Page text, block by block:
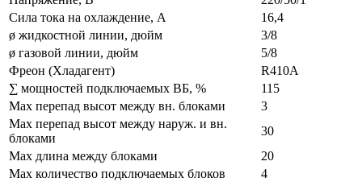
Сила тока на охлаждение, А
16,4
ø жидкостной линии, дюйм
3/8
ø газовой линии, дюйм
5/8
Фреон (Хладагент)
R410A
∑ мощностей подключаемых ВБ, %
115
Max перепад высот между вн. блоками
3
Max перепад высот между наруж. и вн.
блоками
30
Max длина между блоками
20
Max количество подключаемых блоков
4